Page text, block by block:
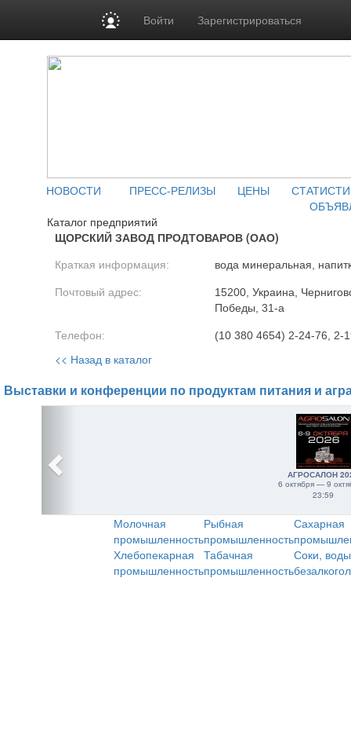
Войти Зарегистрироваться
НОВОСТИ ПРЕСС-РЕЛИЗЫ ЦЕНЫ
Каталог предприятий
ЩОРСКИЙ ЗАВОД ПРОДТОВАРОВ (ОАО)
Краткая информация: вода минеральная,
Почтовый адрес:
15200, Украина,
Победы, 31-а
Телефон: (10 380 4654) 2-24-76, 2-
<< Назад в каталог
Выставки и конференции по продуктам питания и
АГРОСАЛОН
6 октября — 9
23:59
Молочная
промышленность
Рыбная
промышленность
Сахарная
Хлебопекарная
промышленность
Табачная
промышленность
Соки,